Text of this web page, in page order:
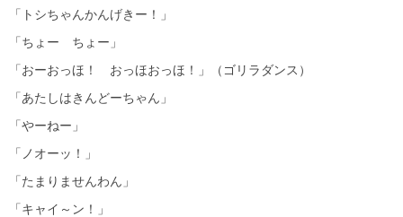
「トシちゃんかんげきー！」
「ちょー ちょー」
「おーおっほ！ おっほおっほ！」（ゴリラダンス）
「あたしはきんどーちゃん」
「やーねー」
「ノオーッ！」
「たまりませんわん」
「キャイ～ン！」